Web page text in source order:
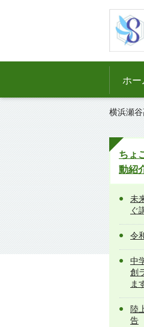
ホー
横浜瀬
ちょ
動紹
未
ぐ
令
中
創
ま
陸
告